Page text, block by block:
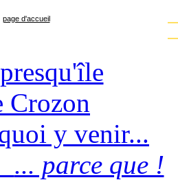
page d'accueil
Crozon
y venir...
... parce que !